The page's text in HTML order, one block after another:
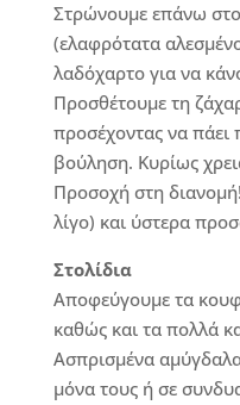
Στρώνουμε επάνω
(ελαφρότατα
λαδόχαρτο για να
Προσθέτουμε τη
προσέχοντας να πάει
βούληση. Κυρίως
Προσοχή στη
λίγο) και ύστερα
Στολίδια
Αποφεύγουμε τα
καθώς και τα πολλά
Ασπρισμένα
μόνα τους ή σε